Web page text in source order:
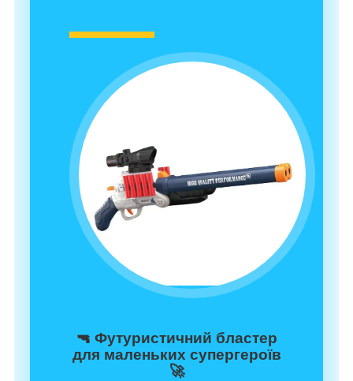
🔫 Футуристичний бластер
для маленьких супергероїв
🚀